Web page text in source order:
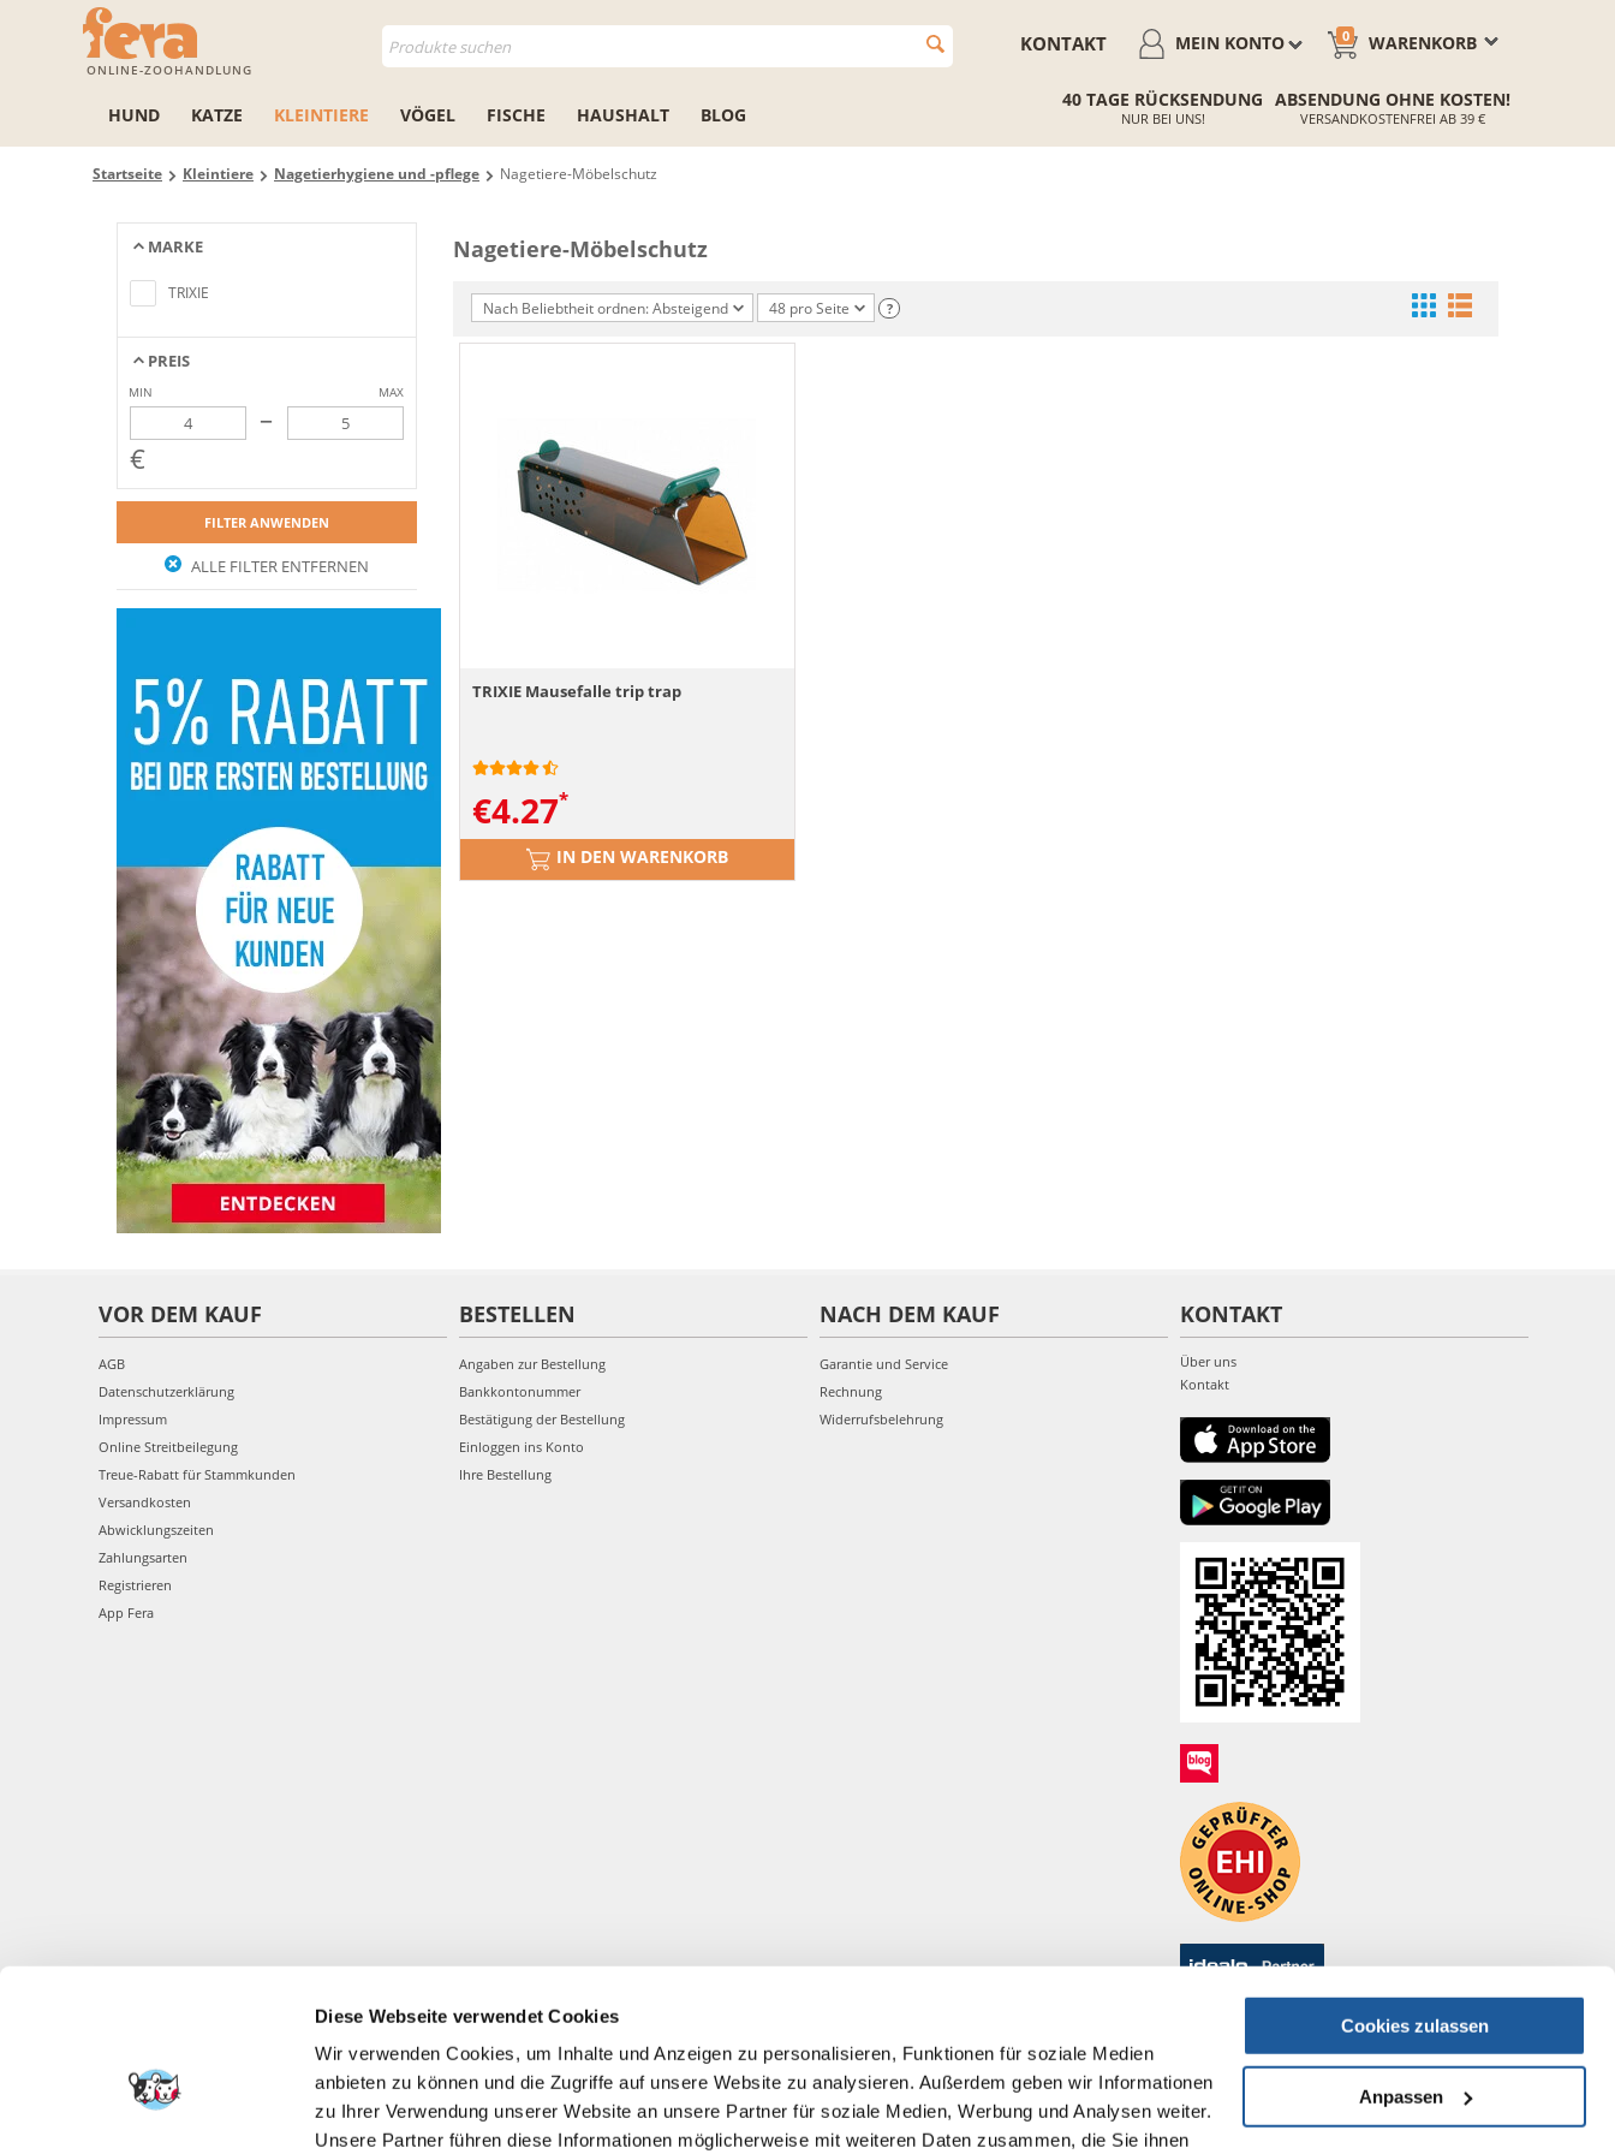
Diese Webseite verwendet Cookies
Wir verwenden Cookies, um Inhalte und Anzeigen zu personalisieren, Funktionen für soziale Medien
anbieten zu können und die Zugriffe auf unsere Website zu analysieren. Außerdem geben wir Informationen
zu Ihrer Verwendung unserer Website an unsere Partner für soziale Medien, Werbung und Analysen weiter.
Unsere Partner führen diese Informationen möglicherweise mit weiteren Daten zusammen, die Sie ihnen
Cookies zulassen
Anpassen
ONLINE-ZOOHANDLUNG
WARENKORB
0
MEIN KONTO
KONTAKT
HUND KATZE KLEINTIERE VÖGEL FISCHE HAUSHALT BLOG
40 TAGE RÜCKSENDUNG
NUR BEI UNS!
ABSENDUNG OHNE KOSTEN!
VERSANDKOSTENFREI AB 39 €
Startseite Kleintiere Nagetierhygiene und -pflege Nagetiere-Möbelschutz
MARKE
Suchkriterien übereinstimmen
TRIXIE
PREIS
MIN MAX
–
€
FILTER ANWENDEN
ALLE FILTER ENTFERNEN
Nagetiere-Möbelschutz
Nach Beliebtheit ordnen: Absteigend 48 pro Seite ?
TRIXIE Mausefalle trip trap
€4.27
IN DEN WARENKORB
VOR DEM KAUF
AGB
Datenschutzerklärung
Impressum
Online Streitbeilegung
Treue-Rabatt für Stammkunden
Versandkosten
Abwicklungszeiten
Zahlungsarten
Registrieren
App Fera
BESTELLEN
Angaben zur Bestellung
Bankkontonummer
Bestätigung der Bestellung
Einloggen ins Konto
Ihre Bestellung
NACH DEM KAUF
Garantie und Service
Rechnung
Widerrufsbelehrung
KONTAKT
Über uns
Kontakt